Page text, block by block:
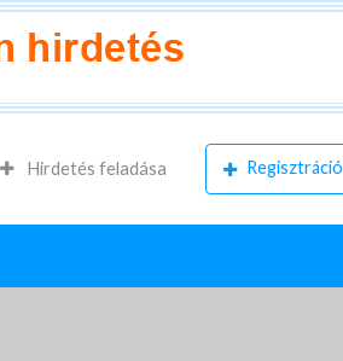
Hirdetés feladása Regisztráció